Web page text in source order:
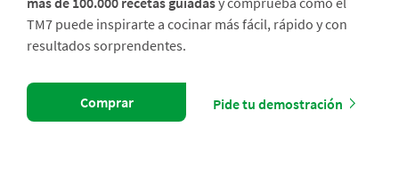
TM7 puede inspirarte a cocinar más fácil, rápido y con
resultados sorprendentes.
Comprar Pide tu demostración